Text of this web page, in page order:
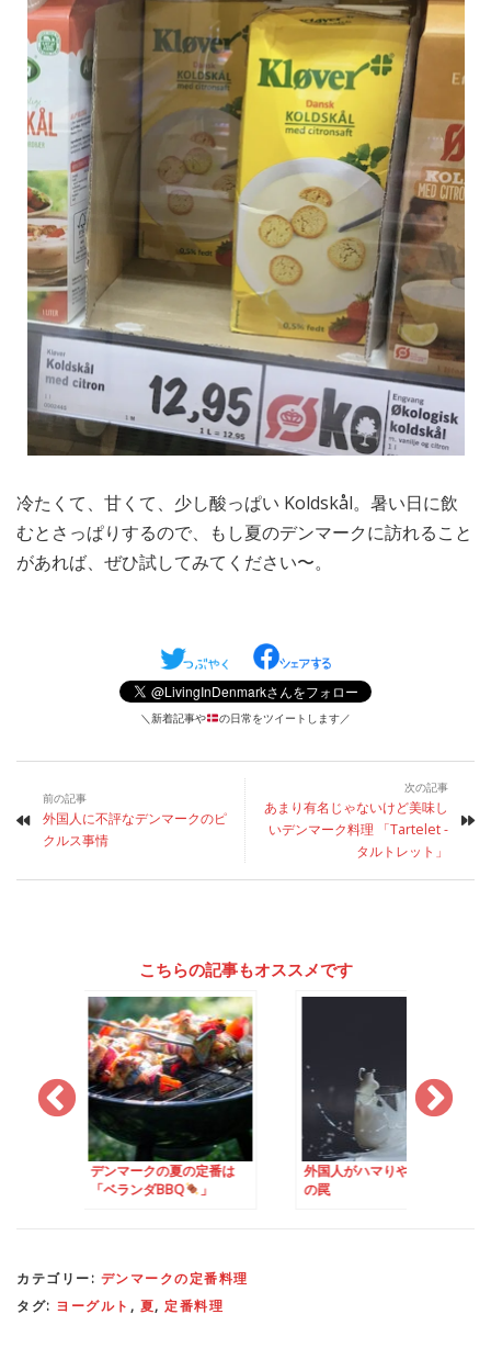
冷たくて、甘くて、少し酸っぱい Koldskål。暑い日に飲
むとさっぱりするので、もし夏のデンマークに訪れること
があれば、ぜひ試してみてください〜。
＼新着記事や の日常をツイートします／
前の記事
外国人に不評なデンマークのピ
クルス事情
次の記事
あまり有名じゃないけど美味し
いデンマーク料理 「Tartelet -
タルトレット」
こちらの記事もオススメです
外国人がハマりやすい牛乳
の罠
北欧で「デンマーク
カテゴリー: デンマークの定番料理
タグ: ヨーグルト , 夏, 定番料理